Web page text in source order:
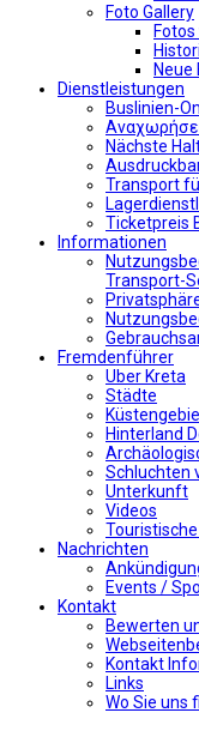
Foto Gallery
Dienstleistungen
Buslinien-
Nächste
Transport
Ticketpreis
Informationen
Transport-
Fremdenführer
Uber Kreta
Städte
Hinterland
Schluchten
Unterkunft
Videos
Nachrichten
Events /
Kontakt
Bewerten
Kontakt
Links
Wo Sie uns